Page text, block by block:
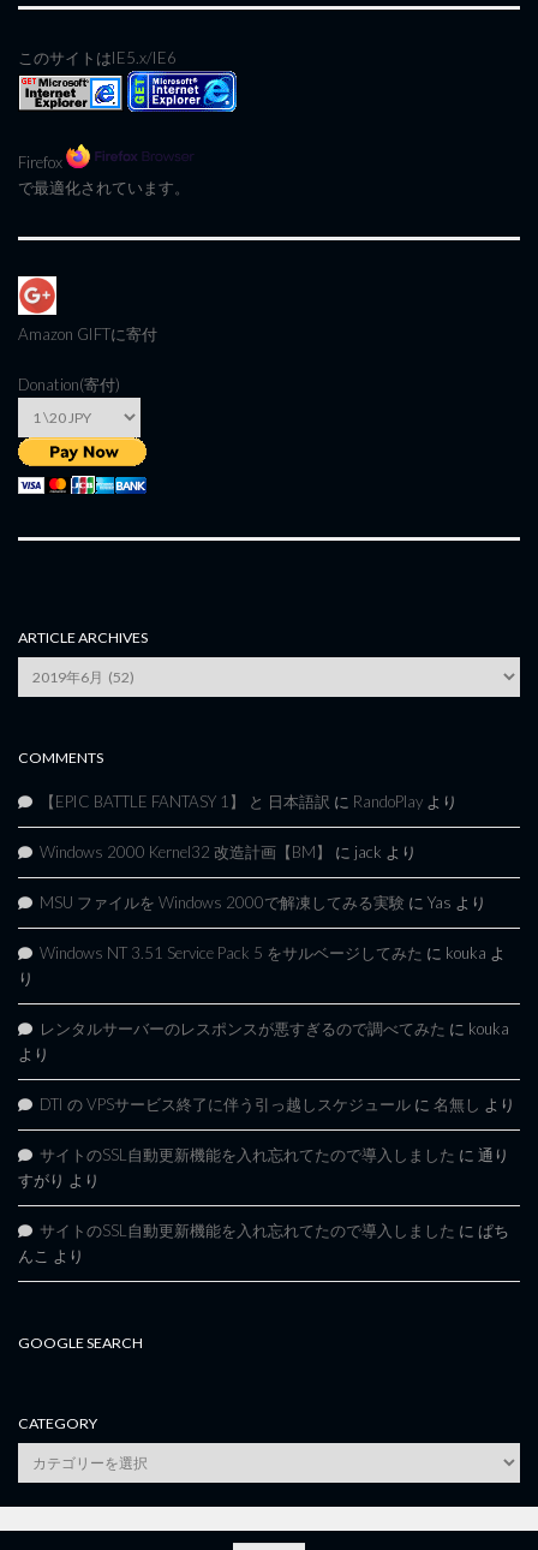
このサイトはIE5.x/IE6
Firefox
で最適化されています。
Amazon GIFTに寄付
Donation(寄付)
ARTICLE ARCHIVES
Archives
COMMENTS
【EPIC BATTLE FANTASY 1】 と 日本語訳 に RandoPlay より
Windows 2000 Kernel32 改造計画【BM】 に jack より
MSU ファイルを Windows 2000で解凍してみる実験 に Yas より
Windows NT 3.51 Service Pack 5 をサルベージしてみた に kouka よ
り
レンタルサーバーのレスポンスが悪すぎるので調べてみた に kouka
より
DTI の VPSサービス終了に伴う引っ越しスケジュール に 名無し より
サイトのSSL自動更新機能を入れ忘れてたので導入しました に 通り
すがり より
サイトのSSL自動更新機能を入れ忘れてたので導入しました に ぱち
んこ より
GOOGLE SEARCH
CATEGORY
category